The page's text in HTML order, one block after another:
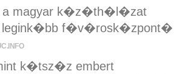
a magyar k�z�th�l�zat
legink�bb f�v�rosk�zpont�
k�tsz�z embert